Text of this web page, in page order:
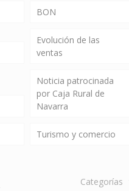
BON
Evolución de las
ventas
Noticia patrocinada
por Caja Rural de
Navarra
Turismo y comercio
Categorías